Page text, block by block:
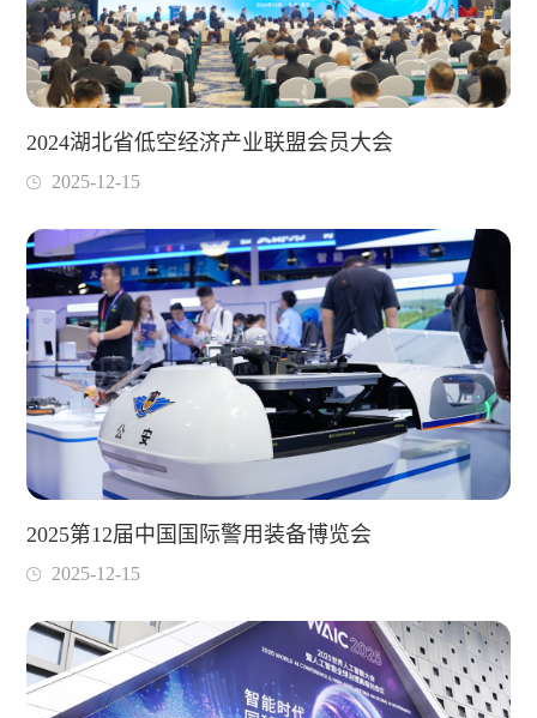
2024湖北省低空经济产业联盟会员大会
2025-12-15
2025第12届中国国际警用装备博览会
2025-12-15